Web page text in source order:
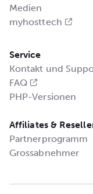
Medien
myhosttech
Service
Kontakt und
FAQ
PHP-Versionen
Affiliates &
Partnerprogramm
Grossabnehmer